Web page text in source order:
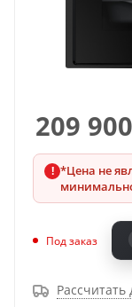
209 900
*Цена не
Под заказ
Рассчитать